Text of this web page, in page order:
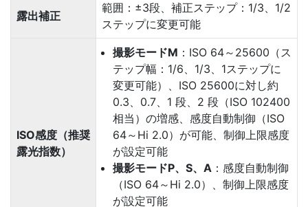
露出補正
範囲：±3段、補正ステップ：1/3、1/2
ステップに変更可能
ISO感度（推奨
露光指数）
撮影モードM ：ISO 64～25600（ス
テップ幅：1/6、1/3、1ステップに
変更可能）、ISO 25600に対し約
0.3、0.7、1 段、2 段（ISO 102400
相当）の増感、感度自動制御（ISO
64～Hi 2.0）が可能、制御上限感度
が設定可能
撮影モードP、S、A ：感度自動制御
（ISO 64～Hi 2.0）、制御上限感度
が設定可能